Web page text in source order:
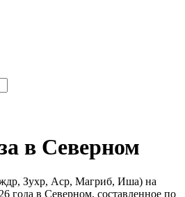
в Северном
Зухр, Аср, Магриб, Иша) на
года в Северном, составленное по